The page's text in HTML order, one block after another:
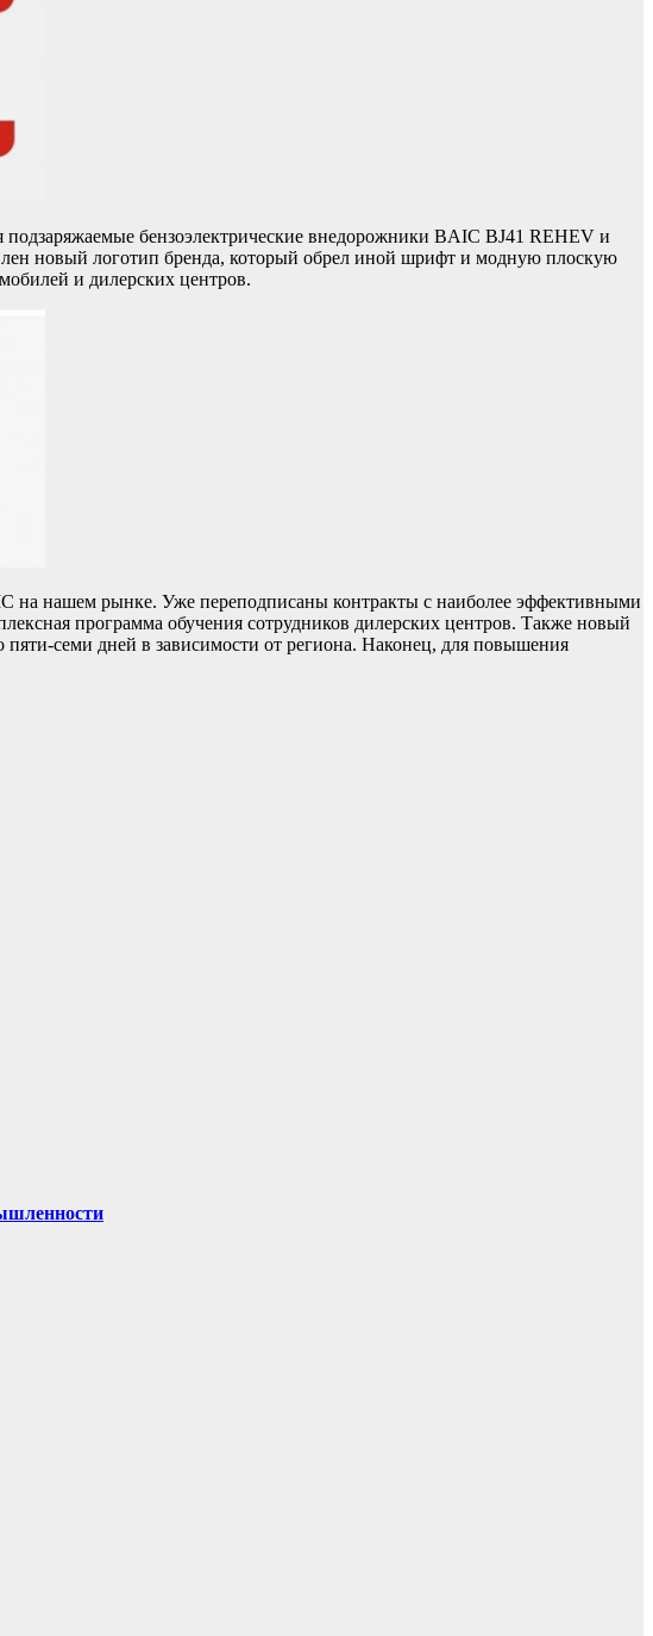
бензоэлектрические внедорожники BAIC BJ41 REHEV и
новый логотип бренда, который обрел иной шрифт и модную плоскую
и дилерских центров.
на нашем рынке. Уже переподписаны контракты с наиболее эффективными
программа обучения сотрудников дилерских центров. Также новый
пяти-семи дней в зависимости от региона. Наконец, для повышения